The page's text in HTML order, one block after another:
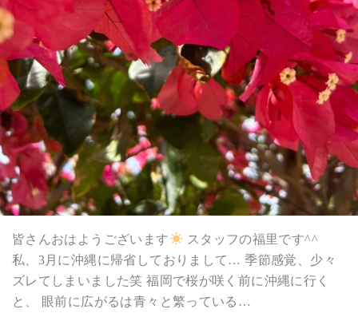
皆さんおはようございます
スタッフの福里です^^
私、3月に沖縄に帰省しておりまして… 季節感覚、少々
ズレてしまいました笑 福岡で桜が咲く前に沖縄に行く
と、 眼前に広がるは青々と繁っている…